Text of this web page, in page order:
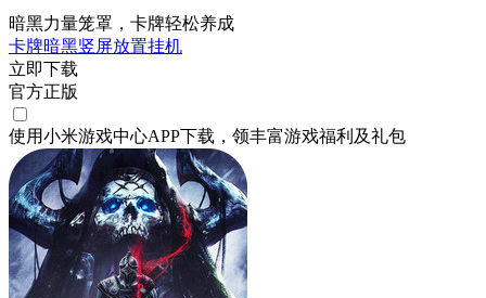
暗黑力量笼罩，卡牌轻松养成
卡牌暗黑竖屏放置挂机
立即下载
官方正版
使用小米游戏中心APP下载 ，领丰富游戏福利 及礼包